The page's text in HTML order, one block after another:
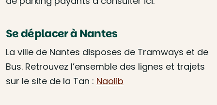
Se déplacer à Nantes
La ville de Nantes disposes de Tramways et de
Bus. Retrouvez l’ensemble des lignes et trajets
sur le site de la Tan : Naolib